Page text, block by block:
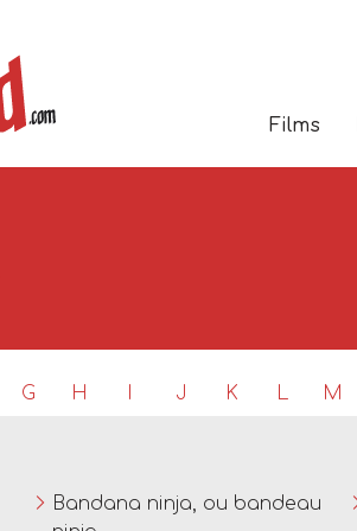
Films
G H I J K L M
Bandana ninja, ou bandeau